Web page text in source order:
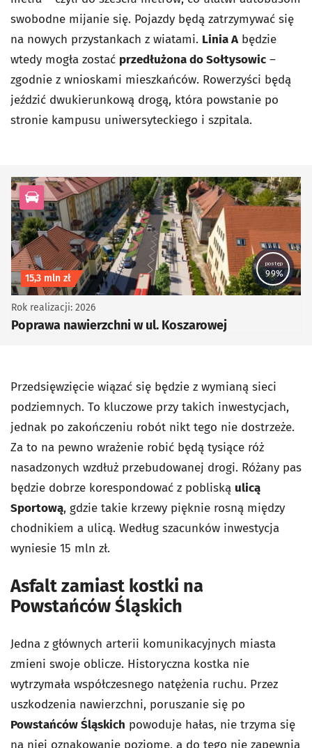
swobodne mijanie się. Pojazdy będą zatrzymywać się
na nowych przystankach z wiatami. Linia Abędzie
wtedy mogła zostać przedłużona do Sołtysowic –
zgodnie z wnioskami mieszkańców. Rowerzyści będą
jeździć dwukierunkową drogą, która powstanie po
stronie kampusu uniwersyteckiego i szpitala.
kategoria Infrastruktura drogowa
postęp
99%
Koszt inwestycji
15,3 mln zł
Poprawa nawierzchni w ul. Koszarowej
Rok realizacji: 2026
Przedsięwzięcie wiązać się będzie z wymianą sieci
podziemnych. To kluczowe przy takich inwestycjach,
jednak po zakończeniu robót nikt tego nie dostrzeże.
Za to na pewno wrażenie robić będą tysiące róż
nasadzonych wzdłuż przebudowanej drogi. Różany pas
będzie dobrze korespondować z pobliską ulicą
Sportową, gdzie takie krzewy pięknie rosną między
chodnikiem a ulicą. Według szacunków inwestycja
wyniesie 15 mln zł.
Asfalt zamiast kostki na
Powstańców Śląskich
Jedna z głównych arterii komunikacyjnych miasta
zmieni swoje oblicze. Historyczna kostka nie
wytrzymała współczesnego natężenia ruchu. Przez
uszkodzenia nawierzchni, poruszanie się po
Powstańców Śląskich powoduje hałas, nie trzyma się
na niej oznakowanie poziome, a do tego nie zapewnia